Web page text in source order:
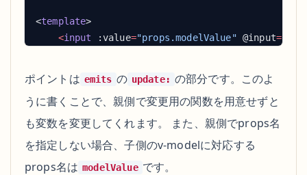
<template
    <
input :value="props.modelValue" @input=
ポイントは emits の update: の部分です。このよ
うに書くことで、親側で変更用の関数を用意せずと
も変数を変更してくれます。 また、親側でprops名
を指定しない場合、子側のv-modelに対応する
props名は modelValue です。